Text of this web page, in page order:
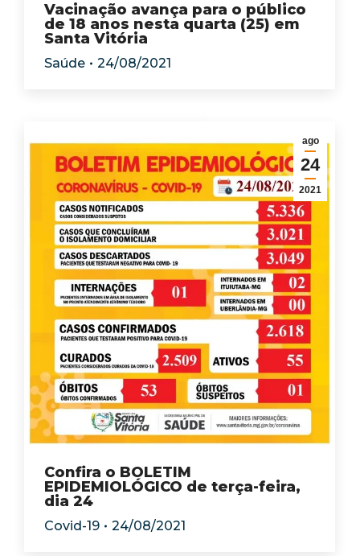
Vacinação avança para o público
de 18 anos nesta quarta (25) em
Santa Vitória
Saúde 24/08/2021
ago
24
2021
Confira o BOLETIM
EPIDEMIOLÓGICO de terça-feira,
dia 24
Covid-19 24/08/2021